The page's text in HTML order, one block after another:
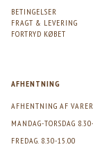
BETINGELSER
FRAGT & LEVERING
FORTRYD KØBET
AFHENTNING
AFHENTNING AF
MANDAG-TORSDAG
FREDAG. 8.30-15.00